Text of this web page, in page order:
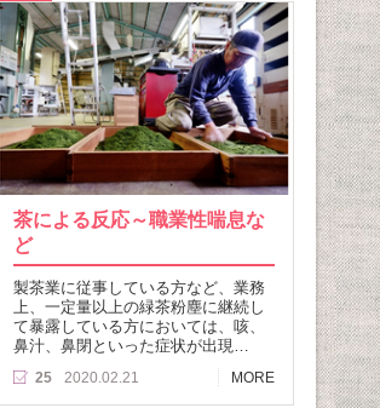
茶による反応～職業性喘息な
ど
製茶業に従事している方など、業務
上、一定量以上の緑茶粉塵に継続し
て暴露している方においては、咳、
鼻汁、鼻閉といった症状が出現…
25 2020.02.21 MORE